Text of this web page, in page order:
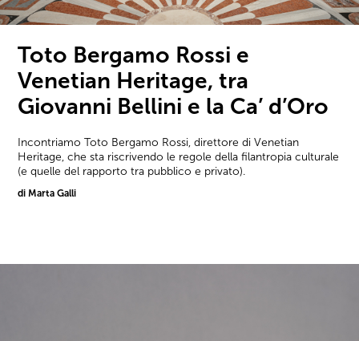
Toto Bergamo Rossi e
Venetian Heritage, tra
Giovanni Bellini e la Ca’ d’Oro
Incontriamo Toto Bergamo Rossi, direttore di Venetian
Heritage, che sta riscrivendo le regole della filantropia culturale
(e quelle del rapporto tra pubblico e privato).
di Marta Galli